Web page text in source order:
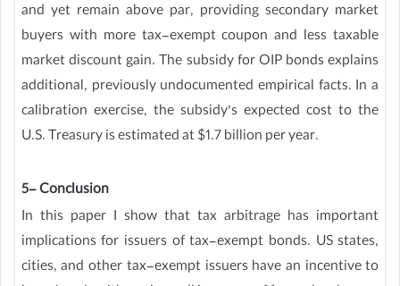
and yet remain above par, providing secondary market
buyers with more tax-exempt coupon and less taxable
market discount gain. The subsidy for OIP bonds explains
additional, previously undocumented empirical facts. In a
calibration exercise, the subsidy’s expected cost to the
U.S. Treasury is estimated at $1.7 billion per year.
5- Conclusion
In this paper I show that tax arbitrage has important
implications for issuers of tax-exempt bonds. US states,
cities, and other tax-exempt issuers have an incentive to